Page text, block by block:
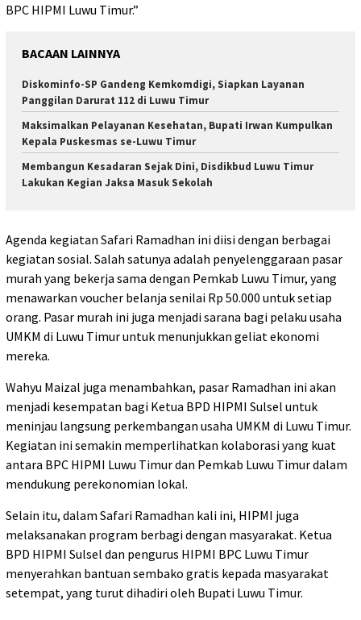
BPC HIPMI Luwu Timur.”
BACAAN LAINNYA
Diskominfo-SP Gandeng Kemkomdigi, Siapkan Layanan
Panggilan Darurat 112 di Luwu Timur
Maksimalkan Pelayanan Kesehatan, Bupati Irwan Kumpulkan
Kepala Puskesmas se-Luwu Timur
Membangun Kesadaran Sejak Dini, Disdikbud Luwu Timur
Lakukan Kegian Jaksa Masuk Sekolah
Agenda kegiatan Safari Ramadhan ini diisi dengan berbagai
kegiatan sosial. Salah satunya adalah penyelenggaraan pasar
murah yang bekerja sama dengan Pemkab Luwu Timur, yang
menawarkan voucher belanja senilai Rp 50.000 untuk setiap
orang. Pasar murah ini juga menjadi sarana bagi pelaku usaha
UMKM di Luwu Timur untuk menunjukkan geliat ekonomi
mereka.
Wahyu Maizal juga menambahkan, pasar Ramadhan ini akan
menjadi kesempatan bagi Ketua BPD HIPMI Sulsel untuk
meninjau langsung perkembangan usaha UMKM di Luwu Timur.
Kegiatan ini semakin memperlihatkan kolaborasi yang kuat
antara BPC HIPMI Luwu Timur dan Pemkab Luwu Timur dalam
mendukung perekonomian lokal.
Selain itu, dalam Safari Ramadhan kali ini, HIPMI juga
melaksanakan program berbagi dengan masyarakat. Ketua
BPD HIPMI Sulsel dan pengurus HIPMI BPC Luwu Timur
menyerahkan bantuan sembako gratis kepada masyarakat
setempat, yang turut dihadiri oleh Bupati Luwu Timur.